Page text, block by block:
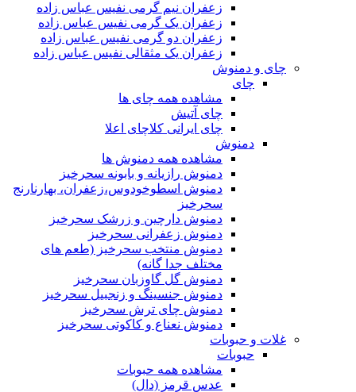
زعفران نیم گرمی نفیس عباس زاده
زعفران یک گرمی نفیس عباس زاده
زعفران دو گرمی نفیس عباس زاده
زعفران یک مثقالی نفیس عباس زاده
چای و دمنوش
چای
مشاهده همه چای ها
چای آتیش
چای ایرانی کلاچای اعلا
دمنوش
مشاهده همه دمنوش ها
دمنوش رازیانه و بابونه سحرخیز
دمنوش اسطوخودوس،زعفران، بهارنارنج
سحرخیز
دمنوش دارچین و زرشک سحرخیز
دمنوش زعفرانی سحرخیز
دمنوش منتخب سحرخیز (طعم های
مختلف جدا گانه)
دمنوش گل گاوزبان سحرخیز
دمنوش جنسینگ و زنجبیل سحرخیز
دمنوش چای ترش سحرخیز
دمنوش نعناع و کاکوتی سحرخیز
غلات و حبوبات
حبوبات
مشاهده همه حبوبات
عدس قرمز (دال)